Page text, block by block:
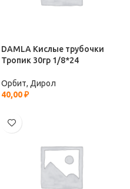
DAMLA Кислые трубочки
Тропик 30гр 1/8*24
Орбит, Дирол
40,00₽